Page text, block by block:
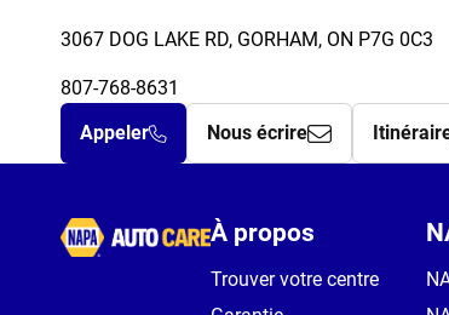
3067 DOG LAKE RD, GORHAM, ON P7G 0C3
807-768-8631
Appeler
Nous écrire
Autocare
À propos
Trouver votre centre